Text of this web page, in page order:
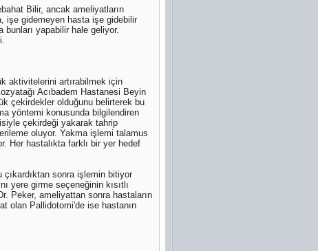
Bilir, ancak ameliyatların
işe gidemeyen hasta işe gidebilir
yapabilir hale geliyor.
aktivitelerini artırabilmek için
Acıbadem Hastanesi Beyin
çekirdekler olduğunu belirterek bu
yöntemi konusunda bilgilendiren
çekirdeği yakarak tahrip
oluyor. Yakma işlemi talamus
Her hastalıkta farklı bir yer hedef
sonra işlemin bitiyor
yere girme seçeneğinin kısıtlı
Peker, ameliyattan sonra hastaların
olan Pallidotomi'de ise hastanın